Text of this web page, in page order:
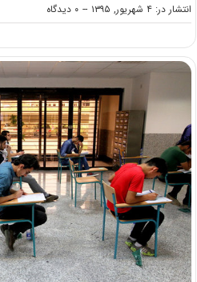
انتشار در: ۴ شهریور, ۱۳۹۵ -- ۰ دیدگاه
on
زمان
نتایج
نهایی
مصاحبه
کارشناسی
ارشد
۹۵
دانشگاه
باقرالعلوم